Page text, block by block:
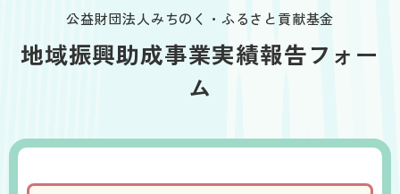
公益財団法人みちのく・ふるさと貢献基金
地域振興助成事業実績報告フォー
ム